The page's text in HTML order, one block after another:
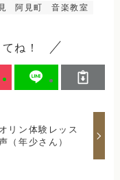
阿見町 音楽教室
ね！
リン体験レッス
（年少さん）